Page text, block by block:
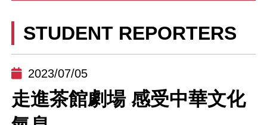
STUDENT REPORTERS
2023/07/05
走進茶館劇場 感受中華文化